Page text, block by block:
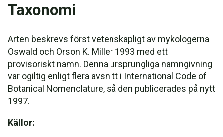
Taxonomi
Arten beskrevs först vetenskapligt av mykologerna
Oswald och Orson K. Miller 1993 med ett
provisoriskt namn. Denna ursprungliga namngivning
var ogiltig enligt flera avsnitt i International Code of
Botanical Nomenclature, så den publicerades på nytt
1997.
Källor: